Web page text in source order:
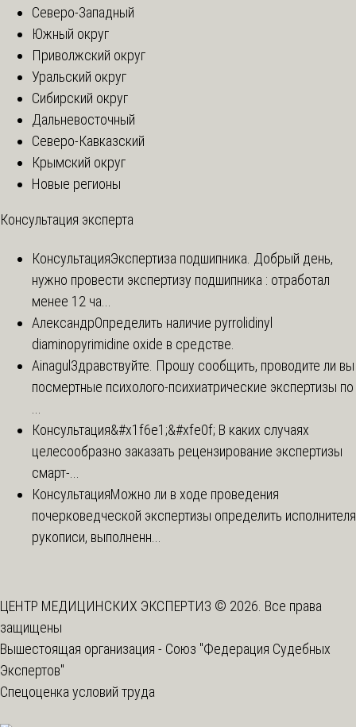
Северо-Западный
Южный округ
Приволжский округ
Уральский округ
Сибирский округ
Дальневосточный
Северо-Кавказский
Крымский округ
Новые регионы
Консультация эксперта
КонсультацияЭкспертиза подшипника. Добрый день,
нужно провести экспертизу подшипника : отработал
менее 12 ча...
АлександрОпределить наличие pyrrolidinyl
diaminopyrimidine oxide в средстве.
Ainagul Здравствуйте. Прошу сообщить, проводите ли вы
посмертные психолого-психиатрические экспертизы по
...
Консультация&#x1f6e1;&#xfe0f; В каких случаях
целесообразно заказать рецензирование экспертизы
смарт-...
КонсультацияМожно ли в ходе проведения
почерковедческой экспертизы определить исполнителя
рукописи, выполненн...
ЦЕНТР МЕДИЦИНСКИХ ЭКСПЕРТИЗ © 2026. Все права
защищены
Вышестоящая организация - Союз "Федерация Судебных
Экспертов"
Спецоценка условий труда